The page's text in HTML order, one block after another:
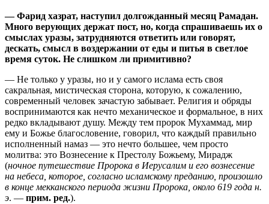
— Фарид хазрат, наступил долгожданный месяц Рамадан.
Много верующих держат пост, но, когда спрашиваешь их о
смыслах уразы, затрудняются ответить или говорят,
дескать, смысл в воздержании от еды и питья в светлое
время суток. Не слишком ли примитивно?
— Не только у уразы, но и у самого ислама есть своя
сакральная, мистическая сторона, которую, к сожалению,
современный человек зачастую забывает. Религия и обряды
воспринимаются как нечто механическое и формальное, в них
редко вкладывают душу. Между тем пророк Мухаммад, мир
ему и Божье благословение, говорил, что каждый правильно
исполненный намаз — это нечто большее, чем просто
молитва: это Вознесение к Престолу Божьему, Мирадж
(ночное путешествие Пророка в Иерусалим и его вознесение
на небеса, которое, согласно исламскому преданию, произошло
в конце мекканского периода жизни Пророка, около 619 года н.
э. — прим. ред.).